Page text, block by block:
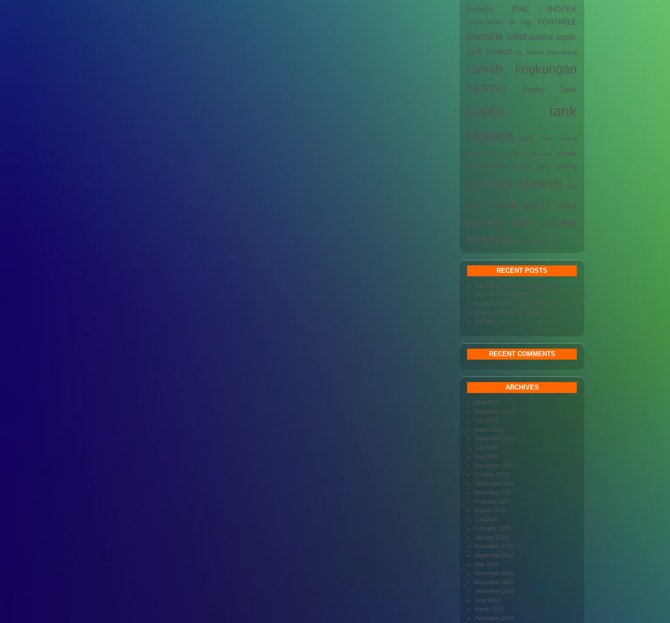
biotech
IPAL BIOTEK
LINGKUNGAN oil trap PORTABLE
portable toilet produk septic
tank biotech
pt. biotech international
ramah lingkungan
SEPTIC Septic Tank
septic tank
biotech
septic tank biotech
modern dan ramah lingkungan
septik
tenk biotek
sewage plant spiteng
STP stp biotech stp
biotek TANK TOILET
toilet
portable
toilet portable
fibreglass wc wc proyek
RECENT POSTS
IPAL MBG ( Makan Bergizi Gratis )
SEPTIC TANK BIOTECH
TANGKI SPIRAL STAINLESS STEEL
SPIRAL STORAGE TANKS
STP BIOTECH
RECENT COMMENTS
ARCHIVES
April 2026
September 2024
July 2023
March 2021
September 2020
July 2020
May 2020
November 2019
October 2019
September 2019
November 2017
February 2017
August 2016
July 2016
February 2016
January 2016
November 2015
September 2015
May 2015
December 2014
November 2014
September 2014
June 2014
March 2014
December 2013